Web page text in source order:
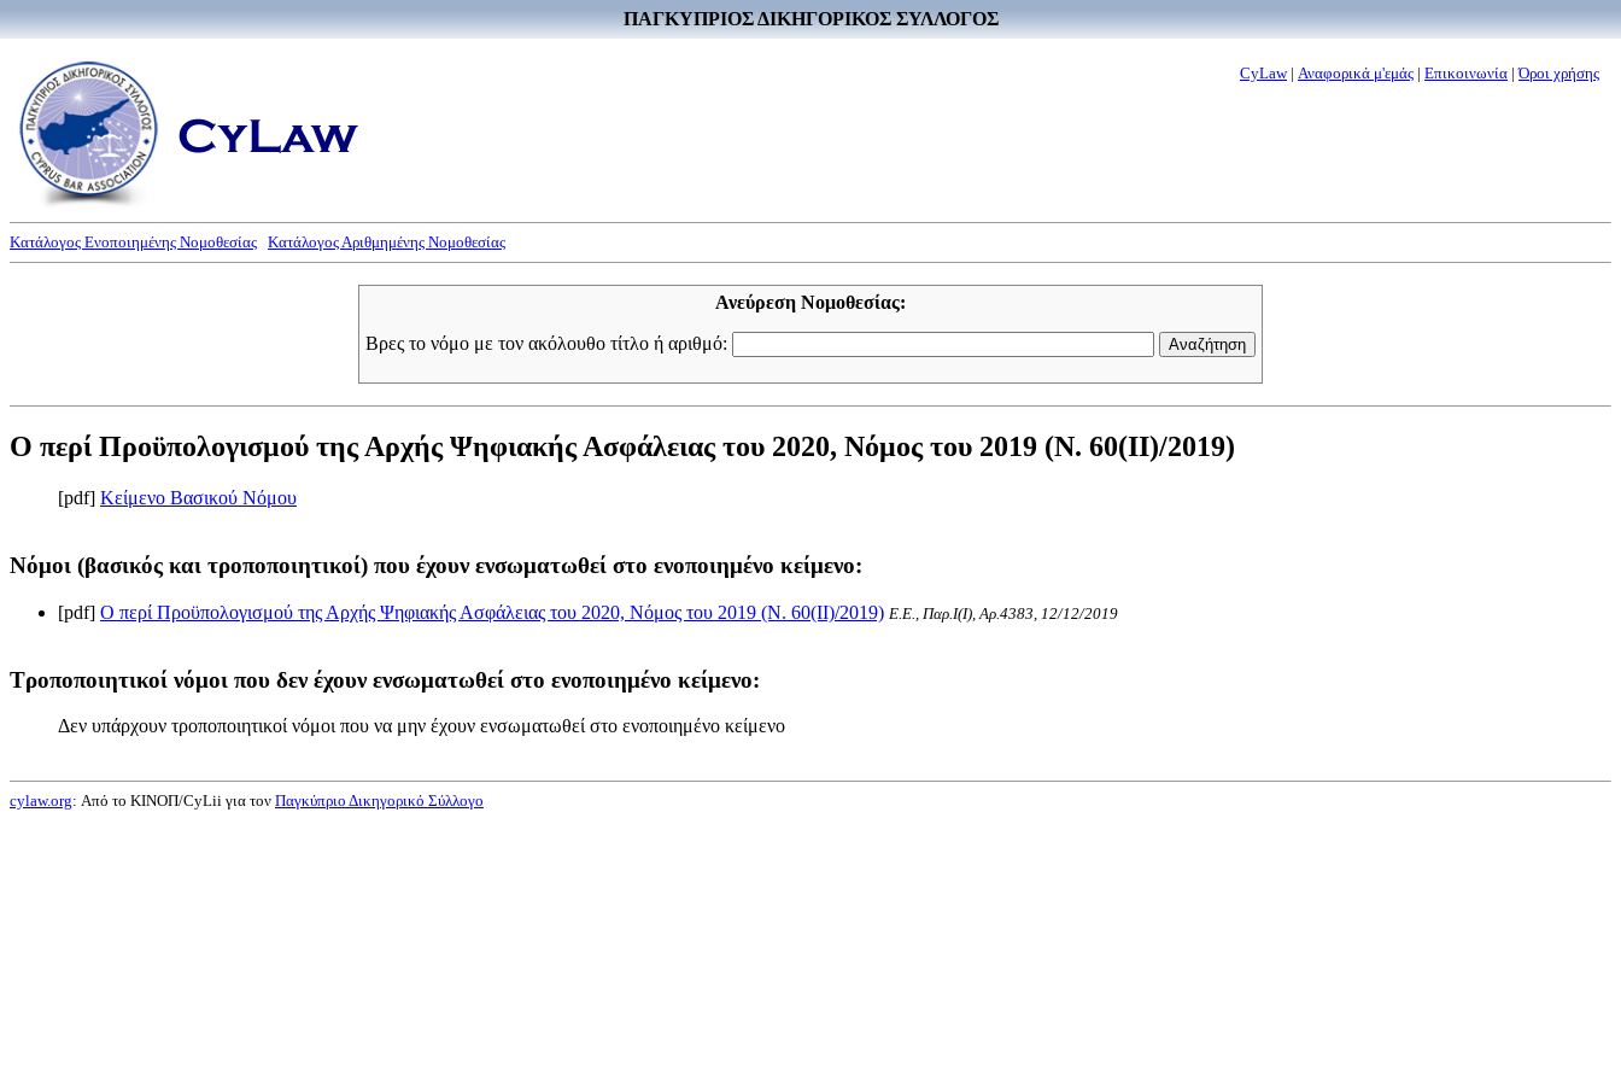
ΠΑΓΚΥΠΡΙΟΣ ΔΙΚΗΓΟΡΙΚΟΣ ΣΥΛΛΟΓΟΣ
CyLaw| Αναφορικά μ'εμάς | Επικοινωνία |Όροι χρήσης
Κατάλογος Ενοποιημένης Νομοθεσίας Κατάλογος Αριθμημένης Νομοθεσίας
Ανεύρεση Νομοθεσίας:
Βρες το νόμο με τον ακόλουθο τίτλο ή αριθμό:
Ο περί Προϋπολογισμού της Αρχής Ψηφιακής Ασφάλειας του 2020, Νόμος του 2019 (Ν. 60(II)/2019)
[pdf] Κείμενο Βασικού Νόμου
Νόμοι (βασικός και τροποποιητικοί) που έχουν ενσωματωθεί στο ενοποιημένο κείμενο:
[pdf] Ο περί Προϋπολογισμού της Αρχής Ψηφιακής Ασφάλειας του 2020, Νόμος του 2019 (Ν. 60(II)/2019) Ε.Ε., Παρ.Ι(I), Αρ.4383, 12/12/2019
Τροποποιητικοί νόμοι που δεν έχουν ενσωματωθεί στο ενοποιημένο κείμενο:
Δεν υπάρχουν τροποποιητικοί νόμοι που να μην έχουν ενσωματωθεί στο ενοποιημένο κείμενο
cylaw.org: Από το ΚΙΝOΠ/CyLii για τον Παγκύπριο Δικηγορικό Σύλλογο